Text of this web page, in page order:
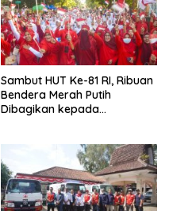
Sambut HUT Ke-81 RI, Ribuan
Bendera Merah Putih
Dibagikan kepada